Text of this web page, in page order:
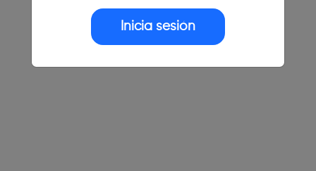
Inicia sesión